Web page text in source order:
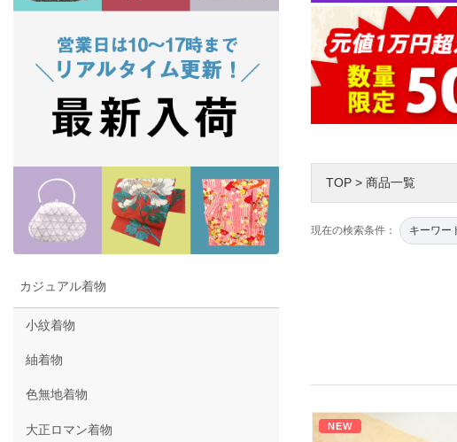
カジュアル着物
小紋着物
紬着物
色無地着物
大正ロマン着物
TOP > 商品一覧
現在の検索条件： キーワー
NEW